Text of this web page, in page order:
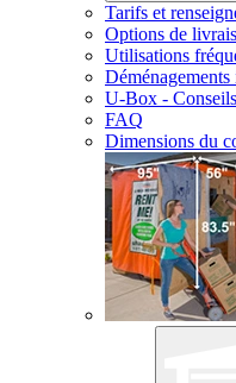
Tarifs et
Options de
Utilisations
U-Box -
FAQ
Dimensions du